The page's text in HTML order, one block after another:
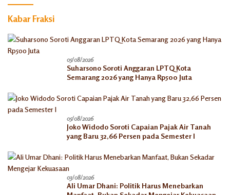
Kabar Fraksi
05/08/2026
Suharsono Soroti Anggaran LPTQ Kota
Semarang 2026 yang Hanya Rp500 Juta
05/08/2026
Joko Widodo Soroti Capaian Pajak Air Tanah
yang Baru 32,66 Persen pada Semester I
03/08/2026
Ali Umar Dhani: Politik Harus Menebarkan